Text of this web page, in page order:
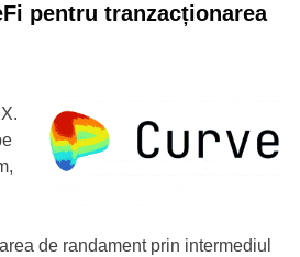
pentru tranzacționarea
de randament prin intermediul